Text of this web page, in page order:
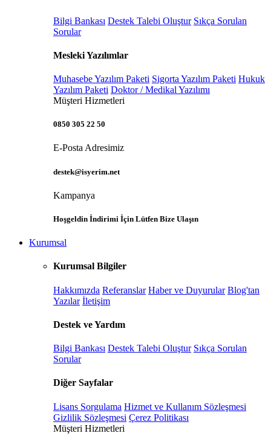
Bilgi Bankası Destek Talebi Oluştur Sıkça Sorulan
Sorular
Mesleki Yazılımlar
Muhasebe Yazılım Paketi Sigorta Yazılım Paketi Hukuk
Yazılım Paketi Doktor / Medikal Yazılımı
Müşteri Hizmetleri
0850 305 22 50
E-Posta Adresimiz
destek@isyerim.net
Kampanya
Hoşgeldin İndirimi İçin Lütfen Bize Ulaşın
Kurumsal
Kurumsal Bilgiler
Hakkımızda Referanslar Haber ve Duyurular Blog'tan
Yazılar İletişim
Destek ve Yardım
Bilgi Bankası Destek Talebi Oluştur Sıkça Sorulan
Sorular
Diğer Sayfalar
Lisans Sorgulama Hizmet ve Kullanım Sözleşmesi
Gizlilik Sözleşmesi Çerez Politikası
Müşteri Hizmetleri